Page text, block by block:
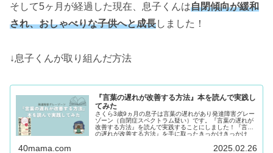
そして5ヶ月が経過した現在、息子くんは自閉傾向が緩和
され、おしゃべりな子供へと成長しました！
↓息子くんが取り組んだ方法
『言葉の遅れが改善する方法』本を読んで実践し
てみた
さくら3歳9ヵ月の息子は言葉の遅れがあり発達障害グレー
ゾーン（自閉症スペクトラム疑い）です。『言葉の遅れが
改善する方法』を読んで実践することにしました！『言葉
の遅れが改善する方法』を手に取ったきっかけきっかけ
40mama.com 2025.02.26